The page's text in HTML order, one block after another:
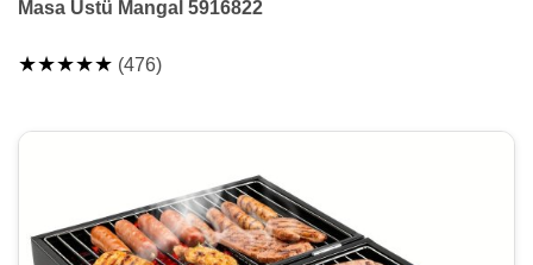
Masa Üstü Mangal 5916822
★★★★★ (476)